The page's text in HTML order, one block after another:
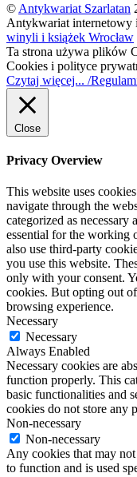
© Antykwariat Szarlatan
Antykwariat internetowy
winyli i książek Wrocław
Ta strona używa plików
Cookies i polityce
Czytaj więcej... /
Close
Privacy Overview
This website uses
navigate through the
categorized as necessary
essential for the working
also use third-party
you use this website.
only with your consent.
cookies. But opting out
browsing experience.
Necessary
Necessary
Always Enabled
Necessary cookies are
function properly. This
basic functionalities and
cookies do not store any
Non-necessary
Non-necessary
Any cookies that may
to function and is used